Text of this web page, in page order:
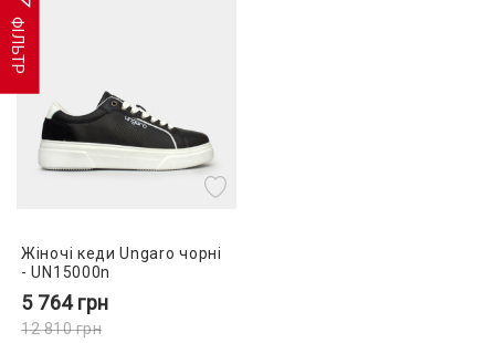
ФІЛЬТР
Жіночі кеди Ungaro чорні
- UN15000n
5 764грн
12 810грн